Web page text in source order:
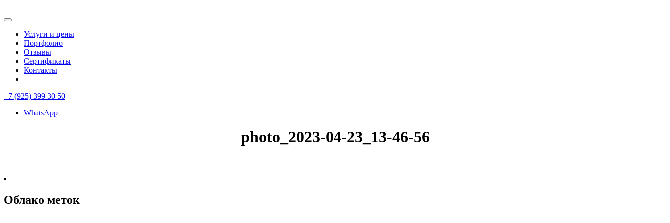
Услуги и цены
Портфолио
Отзывы
Сертификаты
Контакты
+7 (925) 399 30 50
WhatsApp
photo_2023-04-23_13-46-56
Облако меток